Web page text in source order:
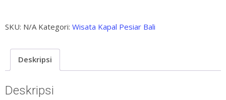
SKU: N/A Kategori: Wisata Kapal Pesiar Bali
Deskripsi
Deskripsi